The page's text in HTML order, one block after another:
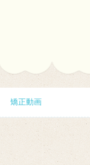
矯正動画